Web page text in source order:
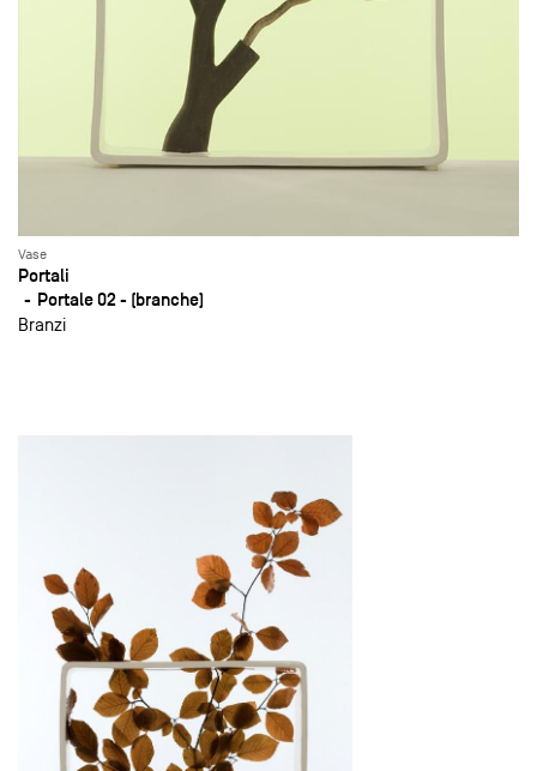
Vase
Portali
Portale 02 - (branche)
Branzi